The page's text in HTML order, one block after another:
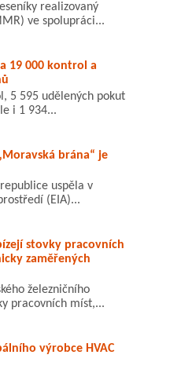
realizovaný
ve spolupráci...
19 000 kontrol a
5 595 udělených pokut
i 1 934...
brána“ je
uspěla v
(EIA)...
stovky pracovních
zaměřených
železničního
pracovních míst,...
výrobce HVAC